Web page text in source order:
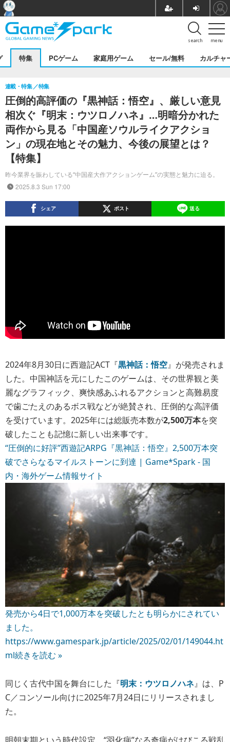
menu
search
特集 PCゲーム 家庭用ゲーム セール/無料 カルチャ
圧倒的高評価の『黒神話：悟空』、厳しい意見
相次ぐ『明末：ウツロノハネ』…明暗分かれた
両作から見る「中国産ソウルライクアクショ
ン」の現在地とその魅力、今後の展望とは？
【特集】
昨今業界を賑わしている“中国産大作アクションゲーム”の実態と魅力に迫る。
連載・特集 特集
2025.8.3 Sun 17:00
シェア ポスト 送る
2024年8月30日に西遊記ACT『黒神話：悟空』が発売されま
した。中国神話を元にしたこのゲームは、その世界観と美
麗なグラフィック、爽快感あふれるアクションと高難易度
で歯ごたえのあるボス戦などが絶賛され、圧倒的な高評価
を受けています。2025年には総販売本数が2,500万本を突
破したことも記憶に新しい出来事です。
“圧倒的に好評”西遊記ARPG『黒神話：悟空』2,500万本突
破でさらなるマイルストーンに到達 | Game*Spark - 国
内・海外ゲーム情報サイト
発売から4日で1,000万本を突破したとも明らかにされてい
ました。
https://www.gamespark.jp/article/2025/02/01/149044.ht
ml続きを読む »
同じく古代中国を舞台にした『明末：ウツロノハネ』は、P
C／コンソール向けに2025年7月24日にリリースされまし
た。